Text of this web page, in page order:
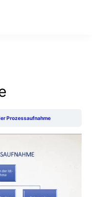
Prozessaufnahme